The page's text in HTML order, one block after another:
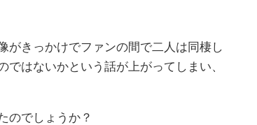
がきっかけでファンの間で二人は同棲し
はないかという話が上がってしまい、
のでしょうか？